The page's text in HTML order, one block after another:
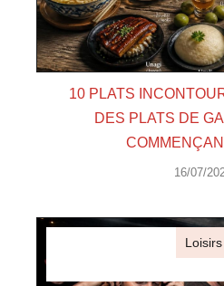
10 PLATS
DES PLATS DE
16/07/
Loisirs